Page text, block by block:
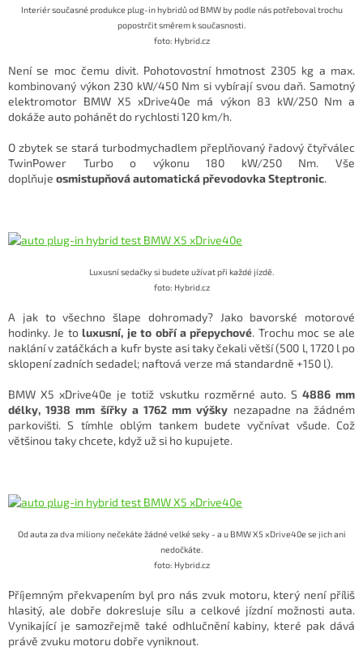
Interiér současné produkce plug-in hybridů od BMW by podle nás potřeboval trochu
popostrčit směrem k současnosti.
foto: Hybrid.cz
Není se moc čemu divit. Pohotovostní hmotnost 2305 kg a max.
kombinovaný výkon 230 kW/450 Nm si vybírají svou daň. Samotný
elektromotor BMW X5 xDrive40e má výkon 83 kW/250 Nm a
dokáže auto pohánět do rychlosti 120 km/h.
O zbytek se stará turbodmychadlem přeplňovaný řadový čtyřválec
TwinPower Turbo o výkonu 180 kW/250 Nm. Vše
doplňuje osmistupňová automatická převodovka Steptronic.
Luxusní sedačky si budete užívat při každé jízdě.
foto: Hybrid.cz
A jak to všechno šlape dohromady? Jako bavorské motorové
hodinky. Je toluxusní, je to obří a přepychové. Trochu moc se ale
naklání v zatáčkách a kufr byste asi taky čekali větší (500 l, 1720 l po
sklopení zadních sedadel; naftová verze má standardně +150 l).
BMW X5 xDrive40e je totiž vskutku rozměrné auto. S 4886 mm
délky, 1938 mm šířky a 1762 mm výšky nezapadne na žádném
parkovišti. S tímhle oblým tankem budete vyčnívat všude. Což
většinou taky chcete, když už si ho kupujete.
Od auta za dva miliony nečekáte žádné velké seky - a u BMW X5 xDrive40e se jich ani
nedočkáte.
foto: Hybrid.cz
Příjemným překvapením byl pro nás zvuk motoru, který není příliš
hlasitý, ale dobře dokresluje sílu a celkové jízdní možnosti auta.
Vynikající je samozřejmě také odhlučnění kabiny, které pak dává
právě zvuku motoru dobře vyniknout.